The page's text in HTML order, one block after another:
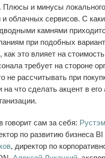
Плюсы и минусы
и облачных сервисов. С
камнями
при подобных
как это влияет на
требует на стороне
не рассчитывать при
на что сделать акцент в
говорит сам за себя: Рустэм
по развитию бизнеса
, директор по